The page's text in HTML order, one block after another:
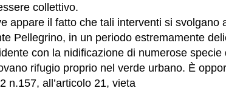
collettivo.
appare il fatto che tali interventi si svolgano
Pellegrino, in un periodo estremamente
con la nidificazione di numerose specie
rifugio proprio nel verde urbano. È
n.157, all’articolo 21, vieta